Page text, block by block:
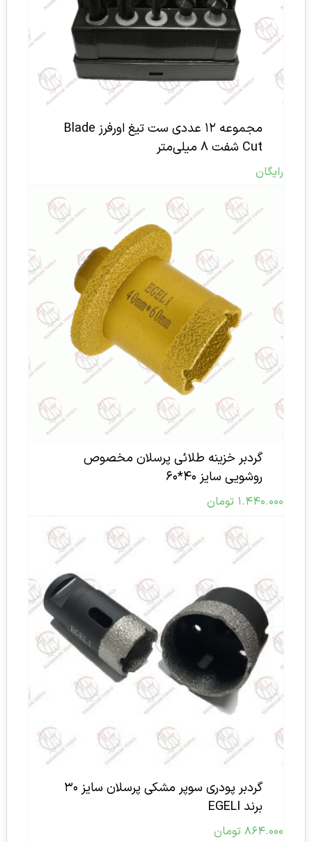
مجموعه ۱۲ عددی ست تیغ اورفرز Blade
Cut شفت ۸ میلی‌متر
رایگان
گردبر خزینه طلائی پرسلان مخصوص
روشویی سایز ۴۰*۶۰
۱.۴۴۰.۰۰۰ تومان
گردبر پودری سوپر مشکی پرسلان سایز ۳۰
برند EGELI
۸۶۴.۰۰۰ تومان